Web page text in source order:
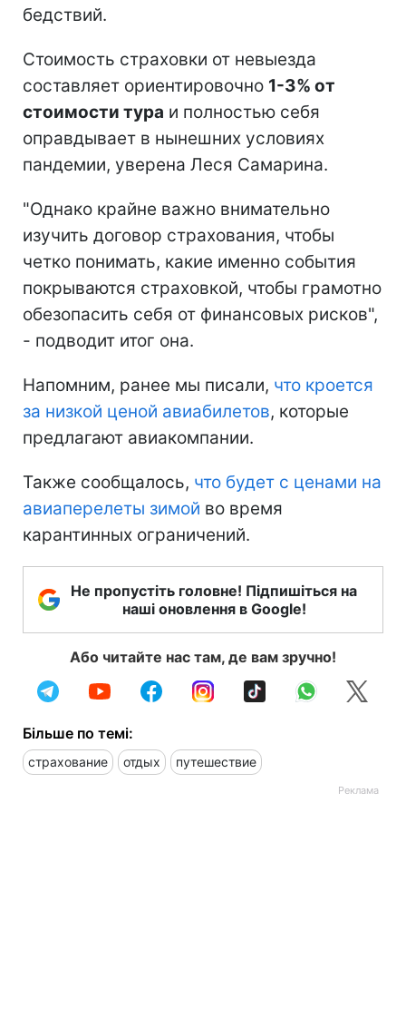
бедствий.
Стоимость страховки от невыезда
составляет ориентировочно 1-3% от
стоимости тура и полностью себя
оправдывает в нынешних условиях
пандемии, уверена Леся Самарина.
"Однако крайне важно внимательно
изучить договор страхования, чтобы
четко понимать, какие именно события
покрываются страховкой, чтобы грамотно
обезопасить себя от финансовых рисков",
- подводит итог она.
Напомним, ранее мы писали, что кроется
за низкой ценой авиабилетов, которые
предлагают авиакомпании.
Также сообщалось, что будет с ценами на
авиаперелеты зимой во время
карантинных ограничений.
Не пропустіть головне! Підпишіться на
наші оновлення в Google!
Або читайте нас там, де вам зручно!
Більше по темі:
страхование отдых путешествие